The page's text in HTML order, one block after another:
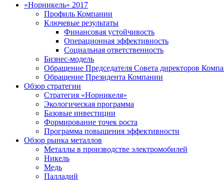
«Норникель» 2017
Профиль Компании
Ключевые результаты
Финансовая устойчивость
Операционная эффективность
Социальная ответственность
Бизнес-модель
Обращение Председателя Совета директоров
Обращение Президента Компании
Обзор стратегии
Стратегия «Норникеля»
Экологическая программа
Базовые инвестиции
Формирование точек роста
Программа повышения эффективности
Обзор рынка металлов
Металлы в производстве электромобилей
Никель
Медь
Палладий